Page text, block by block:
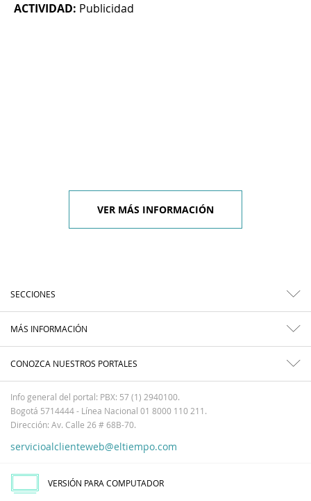
ACTIVIDAD: Publicidad
VER MÁS INFORMACIÓN
SECCIONES
MÁS INFORMACIÓN
CONOZCA NUESTROS PORTALES
Info general del portal: PBX: 57 (1) 2940100.
Bogotá 5714444 - Línea Nacional 01 8000 110 211.
Dirección: Av. Calle 26 # 68B-70.
servicioalclienteweb@eltiempo.com
VERSIÓN PARA COMPUTADOR